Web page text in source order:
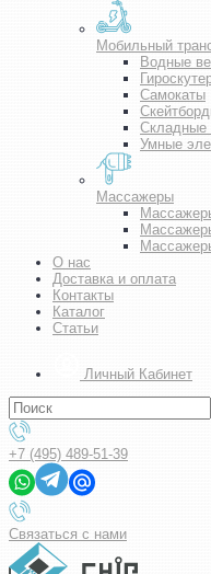
Мобильный
Водные
Самокаты
Складные
Умные
Массажеры
О нас
Доставка и оплата
Контакты
Каталог
Статьи
Личный Кабинет
+7 (495) 489-51-39
Связаться с нами